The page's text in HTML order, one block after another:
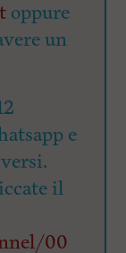
oppure
un
e
il
00